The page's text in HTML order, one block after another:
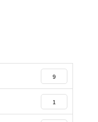
9
1